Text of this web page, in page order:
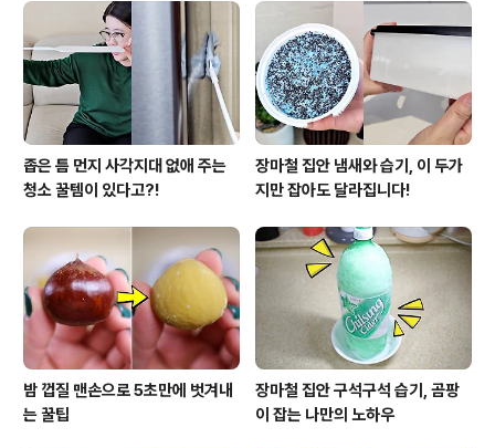
들이 많더라고요. 그럴땐 녹차티백을 천연세제로 활용해보
세요~ 커다란 용기에 찬물을 넉넉하게 붓고 녹차티백을 2
~3개 넣어서 우려주세요. 뜨거운물을 사용하면 나무에 변
형이 생길 수 있기 때문에 찬물을 사용하셔야 해..
좁은 틈 먼지 사각지대 없애 주는
청소 꿀템이 있다고?!
장마철 집안 냄새와 습기, 이 두가
지만 잡아도 달라집니다!
밤 껍질 맨손으로 5초만에 벗겨내
는 꿀팁
장마철 집안 구석구석 습기, 곰팡
이 잡는 나만의 노하우